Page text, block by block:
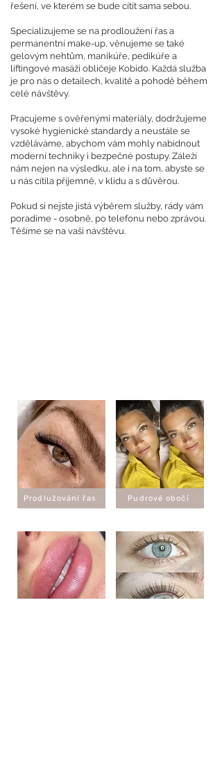
řešení, ve kterém se bude cítit sama sebou.
Specializujeme se na prodloužení řas a
permanentní make-up, věnujeme se také
gelovým nehtům, manikúře, pedikúře a
liftingové masáži obličeje Kobido. Každá služba
je pro nás o detailech, kvalitě a pohodě během
celé návštěvy.
Pracujeme s ověřenými materiály, dodržujeme
vysoké hygienické standardy a neustále se
vzděláváme, abychom vám mohly nabídnout
moderní techniky i bezpečné postupy. Záleží
nám nejen na výsledku, ale i na tom, abyste se
u nás cítila příjemně, v klidu a s důvěrou.
Pokud si nejste jistá výběrem služby, rády vám
poradíme - osobně, po telefonu nebo zprávou.
Těšíme se na vaši návštěvu.
Prodlužování řas Pudrové obočí